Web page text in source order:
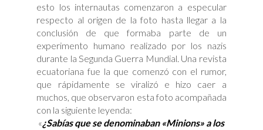
esto los internautas comenzaron a especular
respecto al origen de la foto hasta llegar a la
conclusión de que formaba parte de un
experimento humano realizado por los nazis
durante la Segunda Guerra Mundial. Una revista
ecuatoriana fue la que comenzó con el rumor,
que rápidamente se viralizó e hizo caer a
muchos, que observaron esta foto acompañada
con la siguiente leyenda:
«¿Sabías que se denominaban «Minions» a los